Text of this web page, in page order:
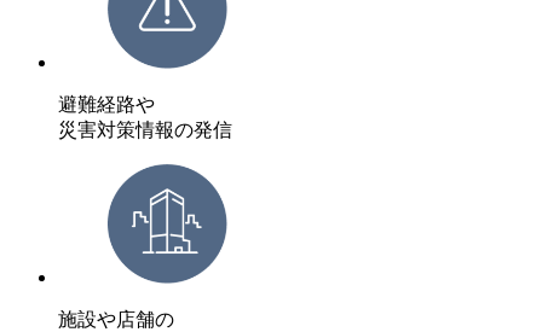
避難経路や
災害対策情報の発信
施設や店舗の